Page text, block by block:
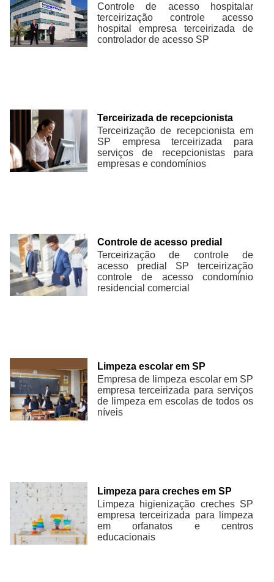
Controle de acesso hospitalar
terceirização controle acesso
hospital empresa terceirizada de
controlador de acesso SP
Terceirizada de recepcionista
Terceirização de recepcionista em
SP empresa terceirizada para
serviços de recepcionistas para
empresas e condomínios
Controle de acesso predial
Terceirização de controle de
acesso predial SP terceirização
controle de acesso condomínio
residencial comercial
Limpeza escolar em SP
Empresa de limpeza escolar em SP
empresa terceirizada para serviços
de limpeza em escolas de todos os
níveis
Limpeza para creches em SP
Limpeza higienização creches SP
empresa terceirizada para limpeza
em orfanatos e centros
educacionais